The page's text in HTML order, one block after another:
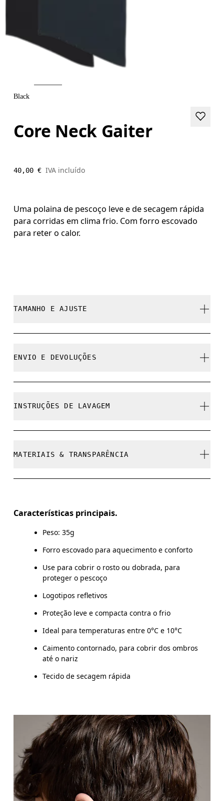
Black
Core Neck Gaiter
40,00 € IVA incluído
Uma polaina de pescoço leve e de secagem rápida
para corridas em clima frio. Com forro escovado
para reter o calor.
TAMANHO E AJUSTE
ENVIO E DEVOLUÇÕES
Devolução gratuita por 30 dias
Produtos e cores de edição limitada e peças da
INSTRUÇÕES DE LAVAGEM
MATERIAIS & TRANSPARÊNCIA
Main Fabric: Polyamide (recycled) 71%, Elastane 28%.
País de origem
Características principais.
Peso: 35g
Forro escovado para aquecimento e conforto
Use para cobrir o rosto ou dobrada, para
proteger o pescoço
Logotipos refletivos
Proteção leve e compacta contra o frio
Ideal para temperaturas entre 0°C e 10°C
Caimento contornado, para cobrir dos ombros
até o nariz
Tecido de secagem rápida